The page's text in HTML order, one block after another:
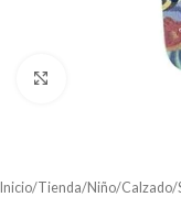
Inicio/Tienda/Niño/Calzado/